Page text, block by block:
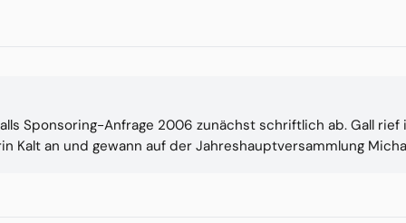
Sponsoring-Anfrage 2006 zunächst schriftlich ab. Gall
Kalt an und gewann auf der Jahreshauptversammlung